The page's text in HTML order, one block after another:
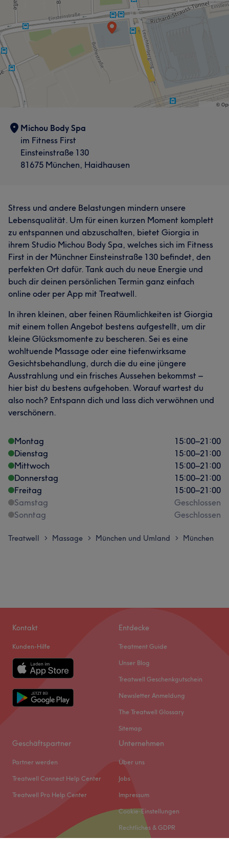
Michou Body Spa
im Fitness First
Einsteinstraße 130
81675 München, Haidhausen
Stress und andere Belastungen mindern unsere
Lebensqualität. Um für einen kurzen Moment komplett
zu entspannen und abzuschalten, bietet Giorgia in
ihrem Studio Michou Body Spa, welches sich im Fitness
First in der Münchner Einsteinstraße 130 befindet, den
perfekten Ort dafür. Tank auch du neue Energie und
buch dir deinen persönlichen Termin ganz einfach
online oder per App mit Treatwell.
In ihren kleinen, aber feinen Räumlichkeiten ist Giorgia
mit einem tollen Angebot bestens aufgestellt, um dir
kleine Glücksmomente zu bescheren. Sei es eine
wohltuende Massage oder eine tiefenwirksame
Gesichtsbehandlung, durch die du eine jüngere
Ausstrahlung und ein frisches Aussehen bekommst –
hier bist du bestens aufgehoben. Worauf wartest du
also noch? Entspann dich und lass dich verwöhnen und
verschönern.
Montag 15:00–21:00
Dienstag
15:00–21:00
Mittwoch
15:00–21:00
Donnerstag
15:00–21:00
Freitag
15:00–21:00
Samstag
Geschlossen
Sonntag
Geschlossen
Treatwell > Massage > München und Umland > München
Kontakt
Kunden-Hilfe
Entdecke
Treatment Guide
Unser Blog
Treatwell Geschenkgutschein
Newsletter Anmeldung
The Treatwell Glossary
Sitemap
Geschäftspartner
Partner werden
Treatwell Connect Help Center
Treatwell Pro Help Center
Unternehmen
Über uns
Jobs
Impressum
Cookie-Einstellungen
Rechtliches & GDPR